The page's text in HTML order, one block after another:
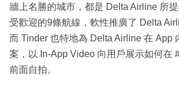
牆上名勝的城市，都是 Delta Airline 所
受歡迎的9條航線，軟性推廣了 Delta
而 Tinder 也特地為 Delta Airline 在 App
案，以 In-App Video 向用戶展示如何在
前面自拍。